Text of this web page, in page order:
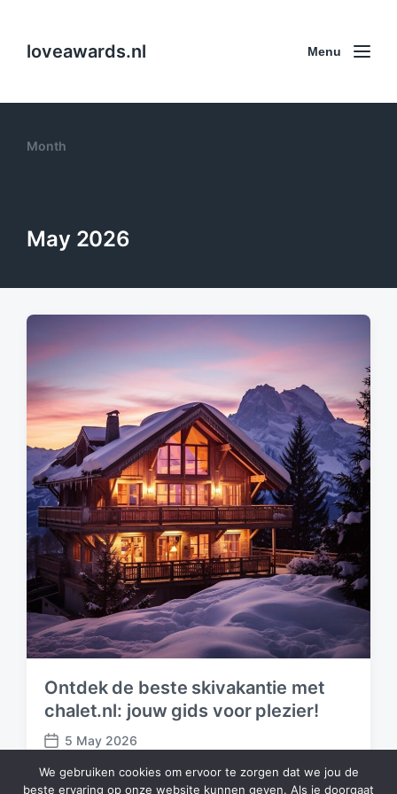
loveawards.nl Menu
Month
May 2026
Ontdek de beste skivakantie met
chalet.nl: jouw gids voor plezier!
P
o
s
5 May 2026
We gebruiken cookies om ervoor te zorgen dat we jou de
beste ervaring op onze website kunnen geven. Als je doorgaat